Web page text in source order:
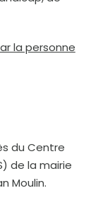
la personne
du Centre
de la mairie
Moulin.